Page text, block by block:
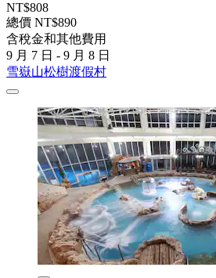
NT$808
總價 NT$890
含稅金和其他費用
9 月 7 日 - 9 月 8 日
雪嶽山松樹渡假村